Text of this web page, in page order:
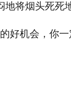
将烟头死死地
机会，你一